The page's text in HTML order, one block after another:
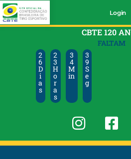
Login
CBTE 120
FALTAM
2
6
D
i
a
s
2
3
H
o
r
a
s
3
4
M
in
3
9
S
e
g